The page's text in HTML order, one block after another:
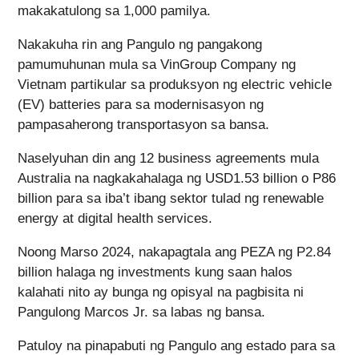
makakatulong sa 1,000 pamilya.
Nakakuha rin ang Pangulo ng pangakong
pamumuhunan mula sa VinGroup Company ng
Vietnam partikular sa produksyon ng electric vehicle
(EV) batteries para sa modernisasyon ng
pampasaherong transportasyon sa bansa.
Naselyuhan din ang 12 business agreements mula
Australia na nagkakahalaga ng USD1.53 billion o P86
billion para sa iba’t ibang sektor tulad ng renewable
energy at digital health services.
Noong Marso 2024, nakapagtala ang PEZA ng P2.84
billion halaga ng investments kung saan halos
kalahati nito ay bunga ng opisyal na pagbisita ni
Pangulong Marcos Jr. sa labas ng bansa.
Patuloy na pinapabuti ng Pangulo ang estado para sa